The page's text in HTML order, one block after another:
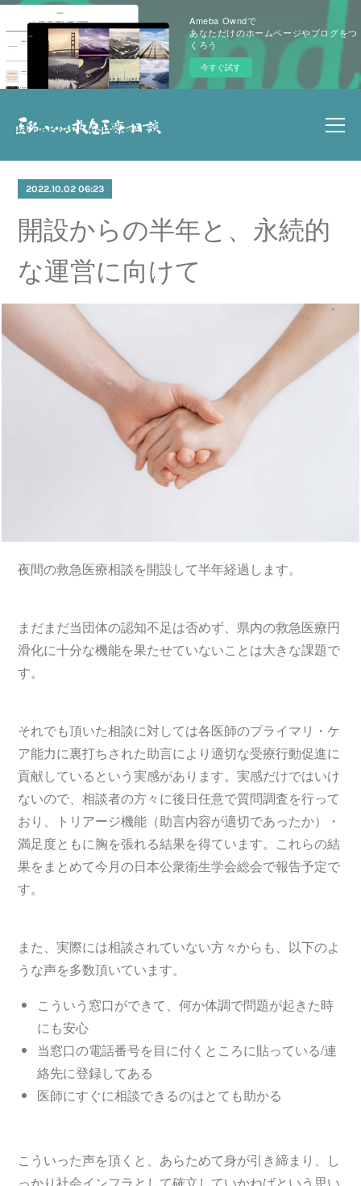
Ameba Owndで
あなただけのホームページやブログをつ
くろう
今すぐ試す
2022.10.02 06:23
開設からの半年と、永続的
な運営に向けて
夜間の救急医療相談を開設して半年経過します。
まだまだ当団体の認知不足は否めず、県内の救急医療円
滑化に十分な機能を果たせていないことは大きな課題で
す。
それでも頂いた相談に対しては各医師のプライマリ・ケ
ア能力に裏打ちされた助言により適切な受療行動促進に
貢献しているという実感があります。実感だけではいけ
ないので、相談者の方々に後日任意で質問調査を行って
おり、トリアージ機能（助言内容が適切であったか）・
満足度ともに胸を張れる結果を得ています。これらの結
果をまとめて今月の日本公衆衛生学会総会で報告予定で
す。
また、実際には相談されていない方々からも、以下のよ
うな声を多数頂いています。
こういう窓口ができて、何か体調で問題が起きた時
にも安心
当窓口の電話番号を目に付くところに貼っている/連
絡先に登録してある
医師にすぐに相談できるのはとても助かる
こういった声を頂くと、あらためて身が引き締まり、し